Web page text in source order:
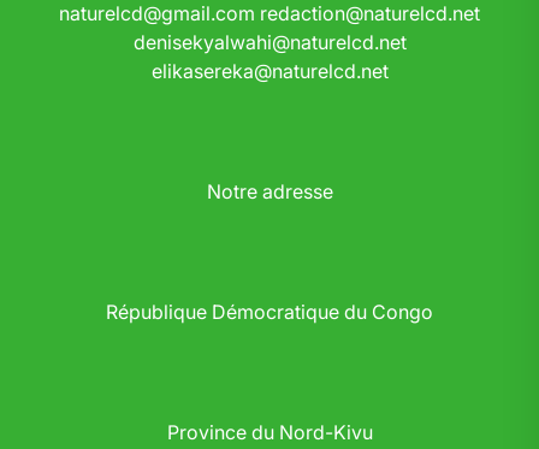
naturelcd@gmail.com redaction@naturelcd.net
denisekyalwahi@naturelcd.net
elikasereka@naturelcd.net
Notre adresse
République Démocratique du Congo
Province du Nord-Kivu